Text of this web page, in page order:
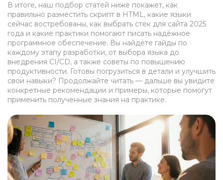
В итоге, наш подбор статей ниже покажет, как
правильно разместить скрипт в HTML, какие языки
сейчас востребованы, как выбрать стек для сайта 2025
года и какие практики помогают писать надёжное
программное обеспечение. Вы найдёте гайды по
каждому этапу разработки, от выбора языка до
внедрения CI/CD, а также советы по повышению
продуктивности. Готовы погрузиться в детали и улучшить
свои навыки? Продолжайте читать — дальше вы увидите
конкретные рекомендации и примеры, которые помогут
применить полученные знания на практике.